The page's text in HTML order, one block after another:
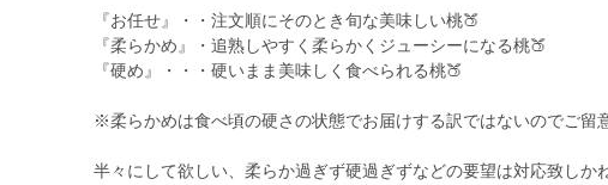
『お任せ』・・注文順にそのとき旬な美味しい桃🍑
『柔らかめ』・追熟しやすく柔らかくジューシーになる桃🍑
『硬め』・・・硬いまま美味しく食べられる桃🍑
※柔らかめは食べ頃の硬さの状態でお届けする訳ではないのでご留
半々にして欲しい、柔らか過ぎず硬過ぎずなどの要望は対応致しか